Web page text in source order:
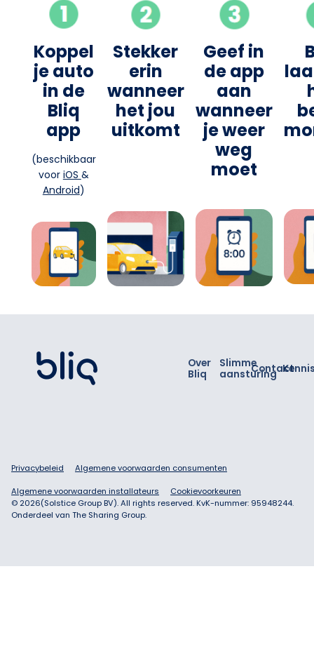
Koppel
je auto
in de
Bliq
app
(beschikbaar
voor iOS &
Android)
Stekker
erin
wanneer
het jou
uitkomt
Geef in
de app
aan
wanneer
je weer
weg
moet
Over
Bliq
Slimme
aansturing
Contact
Privacybeleid Algemene voorwaarden consumenten
Algemene voorwaarden installateurs
Cookievoorkeuren
© 2026(Solstice Group BV). All rights reserved. KvK-nummer: 95948244.
Onderdeel van The Sharing Group.